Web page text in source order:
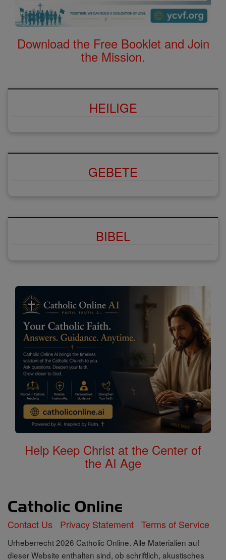
Download the Free Booklet and Join
the Mission.
HEILIGE
GEBETE
BIBEL
Help Keep Christ at the Center of
the AI Age
Contact Us Privacy Statement Terms of Service
Urheberrecht 2026 Catholic Online. Alle Materialien auf
dieser Website enthalten sind, ob schriftlich, akustisches